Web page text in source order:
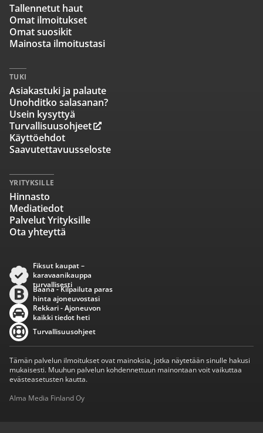
Tallennetut haut
Omat ilmoitukset
Omat suosikit
Mainosta ilmoitustasi
TUKI
Asiakastuki ja palaute
Unohditko salasanan?
Usein kysyttyä
Turvallisuusohjeet
Käyttöehdot
Saavutettavuusseloste
YRITYKSILLE
Hinnasto
Mediatiedot
Palvelut Yrityksille
Ota yhteyttä
Fiksut kaupat –
karavaanikauppa
turvallisesti
Baana - Kilpailuta paras
hinta ajoneuvostasi
Rekkari - Ajoneuvon
kaikki tiedot heti
Turvallisuusohjeet
Tämän palvelun ilmoitukset ovat mainoksia, jotka näytetään sinulle hakusi
mukaisesti. Muuhun palvelun kohdennettuun mainontaan voit vaikuttaa
evästeasetusten kautta.
Alma Media Finland Oy